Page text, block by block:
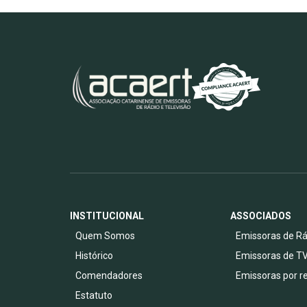
INSTITUCIONAL
Quem Somos
Histórico
Comendadores
Estatuto
ASSOCIADOS
Emissoras de
Emissoras de
Emissoras por